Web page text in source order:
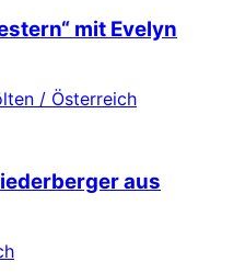
mit Evelyn
/ Österreich
aus